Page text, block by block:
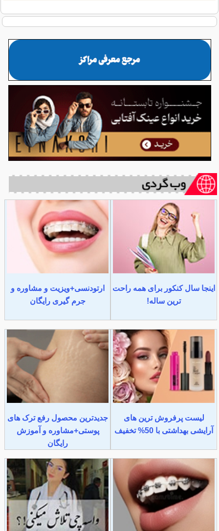
اینجا سال کنکور برای همه راحت
ترین ساله!
ارتودنسی+ویزیت و مشاوره و
جرم گیری رایگان
لیست پرفروش ترین های
آرایشی بهداشتی با 50% تخفیف
جدیدترین محصول رفع ترک های
پوستی+مشاوره و آموزش
رایگان